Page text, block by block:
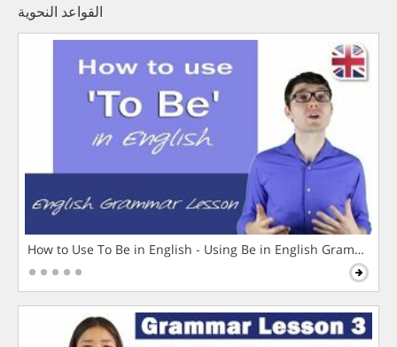
القواعد النحوية
How to Use To Be in English - Using Be in English Grammar